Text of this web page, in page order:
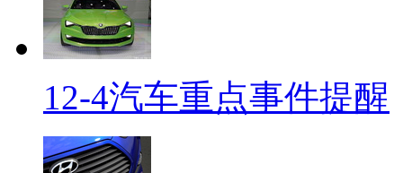
12-4汽车重点事件提醒